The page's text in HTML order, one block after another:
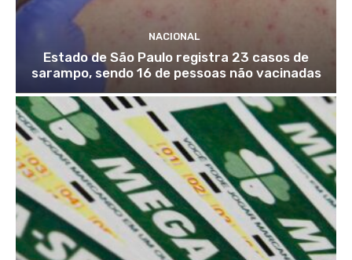
NACIONAL
Estado de São Paulo registra 23 casos de
sarampo, sendo 16 de pessoas não vacinadas